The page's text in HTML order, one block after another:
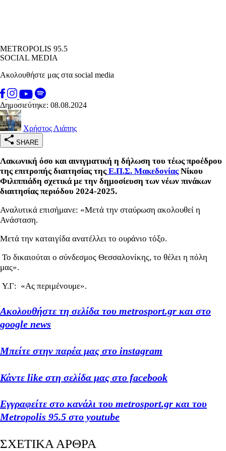
METROPOLIS 95.5
SOCIAL MEDIA
Ακολουθήστε μας στα social media
Δημοσιεύτηκε: 08.08.2024
Χρήστος Λιάπης
SHARE
Λακωνική όσο και αινιγματική η δήλωση του τέως προέδρου
της επιτροπής διαιτησίας τηςΕ.Π.Σ. ΜακεδονίαςΝίκου
Φιλιππιάδη σχετικά με την δημοσίευση των νέων πινάκων
διαιτησίας περιόδου 2024-2025.
Αναλυτικά επισήμανε: «Μετά την σταύρωση ακολουθεί η
Ανάσταση.
Μετά την καταιγίδα ανατέλλει το ουράνιο τόξο.
Το δικαιούται ο σύνδεσμος Θεσσαλονίκης, το θέλει η πόλη
μας».
Υ.Γ: «Ας περιμένουμε».
Ακολουθήστε τη σελίδα του metrosport.gr και στο
google news
Μπείτε στην παρέα μας στο instagram
Κάντε like στη σελίδα μας στο facebook
Εγγραφείτε στο κανάλι του metrosport.gr και του
Metropolis 95.5 στο youtube
ΣΧΕΤΙΚΑ ΑΡΘΡΑ